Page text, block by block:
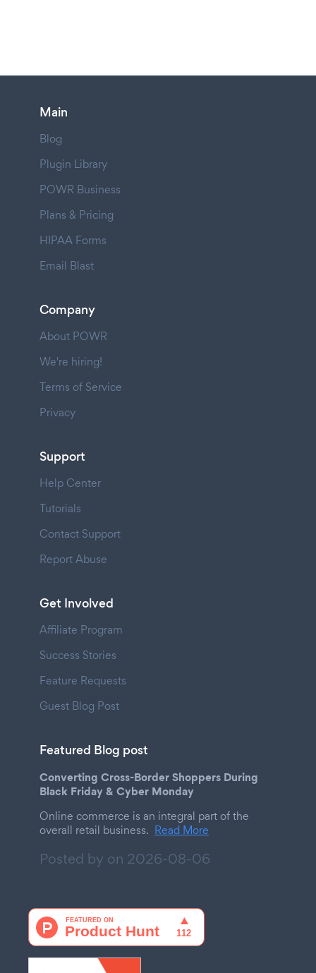
Main
Blog
Plugin Library
POWR Business
Plans & Pricing
HIPAA Forms
Email Blast
Company
About POWR
We're hiring!
Terms of Service
Privacy
Support
Help Center
Tutorials
Contact Support
Report Abuse
Get Involved
Affiliate Program
Success Stories
Feature Requests
Guest Blog Post
Featured Blog post
Converting Cross-Border Shoppers During
Black Friday & Cyber Monday
Online commerce is an integral part of the
overall retail business. Read More
Posted by on 2026-08-06